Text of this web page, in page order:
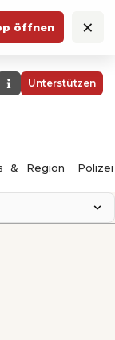
öffnen ×
Unterstützen
& Region Polizei